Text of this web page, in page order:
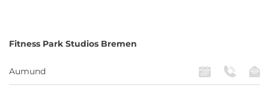
Fitness Park Studios Bremen
Aumund